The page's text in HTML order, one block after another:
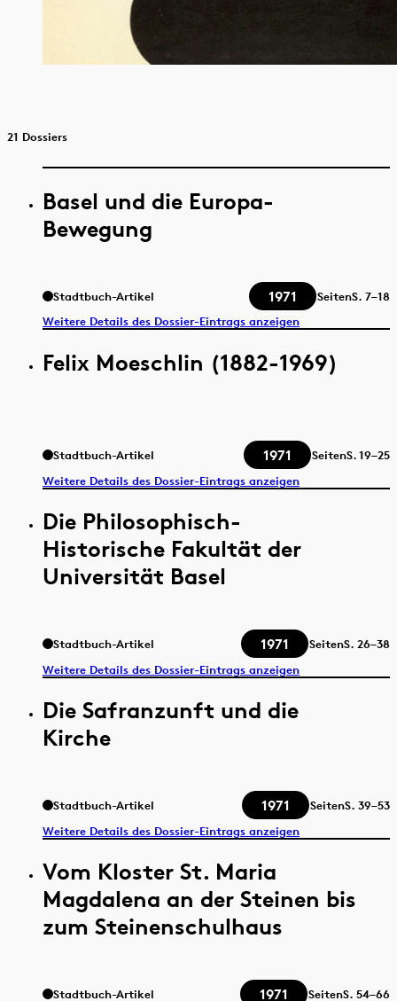
21 Dossiers
Basel und die Europa-
Bewegung
Stadtbuch-Artikel 1971 SeitenS. 7–18
Weitere Details des Dossier-Eintrags anzeigen
Felix Moeschlin (1882-1969)
Stadtbuch-Artikel 1971 SeitenS.19–25
Weitere Details des Dossier-Eintrags anzeigen
Die Philosophisch-
Historische Fakultät der
Universität Basel
Stadtbuch-Artikel 1971 SeitenS. 26–38
Weitere Details des Dossier-Eintrags anzeigen
Die Safranzunft und die
Kirche
Stadtbuch-Artikel 1971 SeitenS. 39–53
Weitere Details des Dossier-Eintrags anzeigen
Vom Kloster St. Maria
Magdalena an der Steinen bis
zum Steinenschulhaus
Stadtbuch-Artikel 1971 SeitenS. 54–66